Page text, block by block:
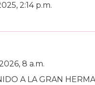
2:14 p.m.
8 a.m.
A LA GRAN